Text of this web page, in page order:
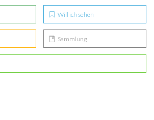
Will ich sehen
Sammlung